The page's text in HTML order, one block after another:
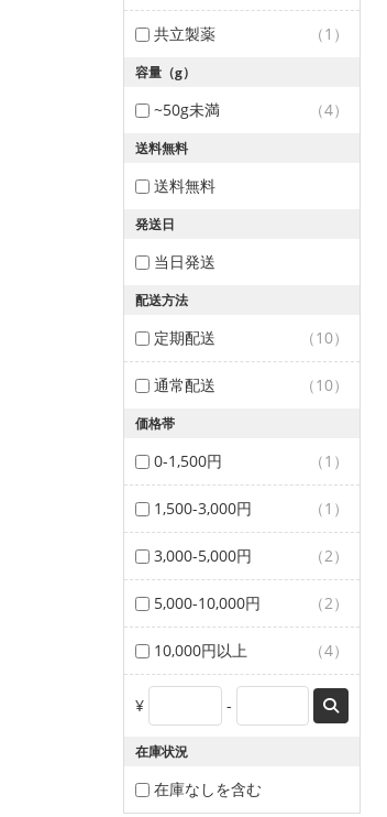
共立製薬 （1）
容量（g）
~50g未満 （4）
送料無料
送料無料
発送日
当日発送
配送方法
定期配送 （10）
通常配送 （10）
価格帯
0-1,500円 （1）
1,500-3,000円 （1）
3,000-5,000円 （2）
5,000-10,000円 （2）
10,000円以上 （4）
¥ -
在庫状況
在庫なしを含む